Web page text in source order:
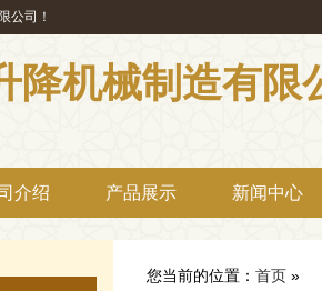
公司！
降机械制造有限
介绍 产品展示 新闻中心
您当前的位置： 首页 »